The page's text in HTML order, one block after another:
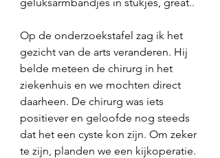
Op de onderzoekstafel zag ik het
gezicht van de arts veranderen. Hij
belde meteen de chirurg in het
ziekenhuis en we mochten direct
daarheen. De chirurg was iets
positiever en geloofde nog steeds
dat het een cyste kon zijn. Om zeker
te zijn, planden we een kijkoperatie.